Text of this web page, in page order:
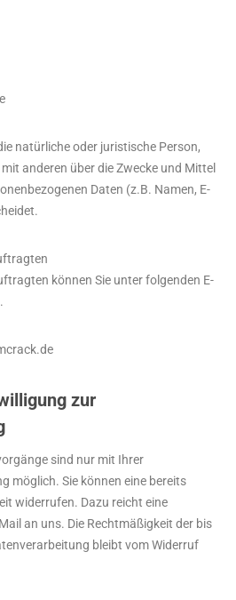
natürliche oder juristische Person,
anderen über die Zwecke und Mittel
Daten (z.B. Namen, E-
können Sie unter folgenden E-
zur
sind nur mit Ihrer
möglich. Sie können eine bereits
widerrufen. Dazu reicht eine
an uns. Die Rechtmäßigkeit der bis
bleibt vom Widerruf